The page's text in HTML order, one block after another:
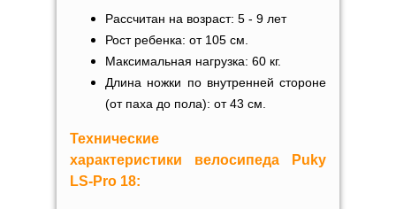
Рассчитан на возраст: 5 - 9 лет
Рост ребенка: от 105 см.
Максимальная нагрузка: 60 кг.
Длина ножки по внутренней стороне
(от паха до пола): от 43 см.
Технические
характеристики велосипеда
Puky
LS-Pro 18: